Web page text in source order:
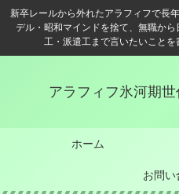
新卒レールから外れたアラフィフで長
デル・昭和マインドを捨て、無職か
工・派遣工まで言いたいことを
アラフィフ氷河期
ホーム
お問い